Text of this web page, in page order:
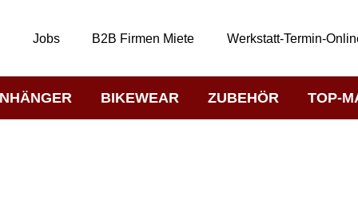
Jobs B2B Firmen Miete Werkstatt-Termin-
BIKEWEAR ZUBEHÖR TOP-